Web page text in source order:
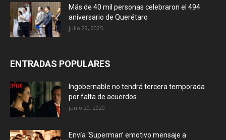
Más de 40 mil personas celebraron el 494
aniversario de Querétaro
julio 29, 2025
ENTRADAS POPULARES
Ingobernable no tendrá tercera temporada
por falta de acuerdos
junio 20, 2020
Envía ‘Superman’ emotivo mensaje a